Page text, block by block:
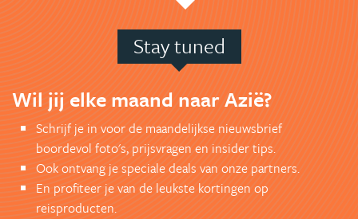
Stay tuned
Wil jij elke maand naar Azië?
Schrijf je in voor de maandelijkse nieuwsbrief
boordevol foto's, prijsvragen en insider tips.
Ook ontvang je speciale deals van onze partners.
En profiteer je van de leukste kortingen op
reisproducten.